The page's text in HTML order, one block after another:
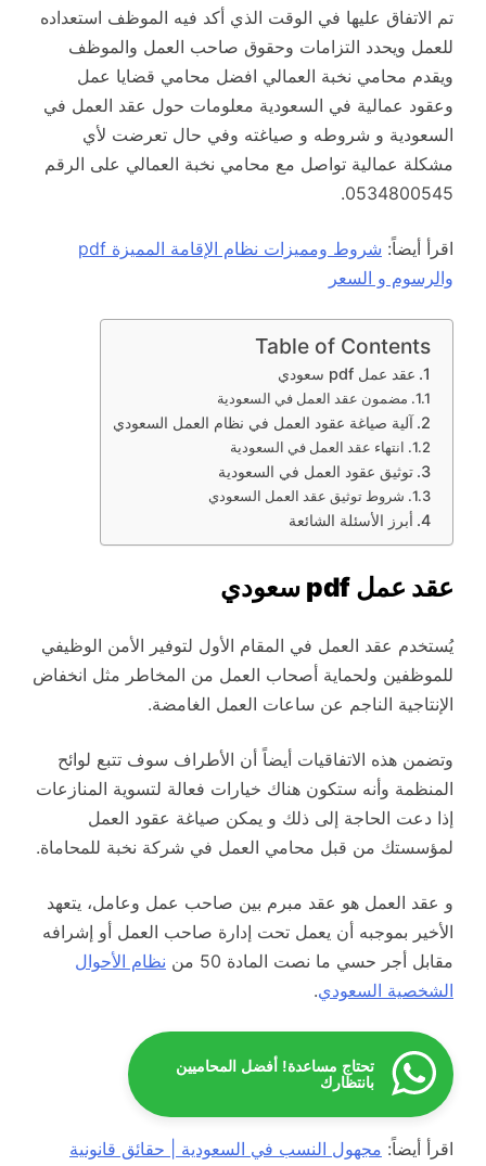
تم الاتفاق عليها في الوقت الذي أكد فيه الموظف استعداده
للعمل ويحدد التزامات وحقوق صاحب العمل والموظف
ويقدم محامي نخبة العمالي افضل محامي قضايا عمل
وعقود عمالية في السعودية معلومات حول عقد العمل في
السعودية و شروطه و صياغته وفي حال تعرضت لأي
مشكلة عمالية تواصل مع محامي نخبة العمالي على الرقم
0534800545.
اقرأ أيضاً:
شروط ومميزات نظام الإقامة المميزة pdf
والرسوم و السعر
Table of Contents
عقد عمل pdf سعودي
مضمون عقد العمل في السعودية
آلية صياغة عقود العمل في نظام العمل السعودي
انتهاء عقد العمل في السعودية
توثيق عقود العمل في السعودية
شروط توثيق عقد العمل السعودي
أبرز الأسئلة الشائعة
عقد عمل pdf سعودي
يُستخدم عقد العمل في المقام الأول لتوفير الأمن الوظيفي
للموظفين ولحماية أصحاب العمل من المخاطر مثل انخفاض
الإنتاجية الناجم عن ساعات العمل الغامضة.
وتضمن هذه الاتفاقيات أيضاً أن الأطراف سوف تتبع لوائح
المنظمة وأنه ستكون هناك خيارات فعالة لتسوية المنازعات
إذا دعت الحاجة إلى ذلك و يمكن صياغة عقود العمل
لمؤسستك من قبل محامي العمل في شركة نخبة للمحاماة.
و عقد العمل هو عقد مبرم بين صاحب عمل وعامل، يتعهد
الأخير بموجبه أن يعمل تحت إدارة صاحب العمل أو إشرافه
مقابل أجر حسي ما نصت المادة 50 من
نظام الأحوال
الشخصية السعودي.
تحتاج مساعدة! أفضل المحاميين
بانتظارك
اقرأ أيضاً: مجهول النسب في السعودية | حقائق قانونية